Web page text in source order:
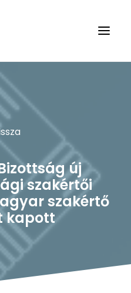
új
szakértői
szakértő
kapott